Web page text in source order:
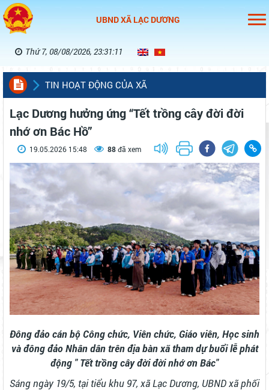
UBND XÃ LẠC DƯƠNG
Thứ 7, 08/08/2026, 23:31:12
TIN HOẠT ĐỘNG CỦA XÃ
Lạc Dương hưởng ứng “Tết trồng cây đời đời
nhớ ơn Bác Hồ”
19.05.2026 15:48 88đã xem
Đông đảo cán bộ Công chức, Viên chức, Giáo viên, Học sinh
và đông đảo Nhân dân trên địa bàn xã tham dự buổi lễ phát
động " Tết trồng cây đời đời nhớ ơn Bác"
Sáng ngày 19/5, tại tiểu khu 97, xã Lạc Dương, UBND xã phối